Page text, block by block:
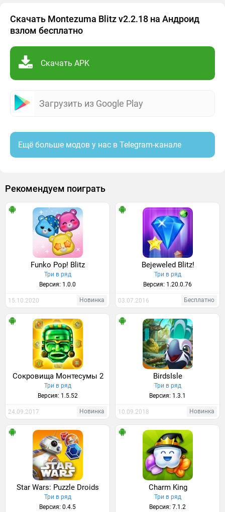
Скачать Montezuma Blitz v2.2.18 на Андроид
взлом бесплатно
Скачать APK
Загрузить из Google Play
Ещё больше модов у нас в Telegram-канале
Рекомендуем поиграть
Funko Pop! Blitz
Три в ряд
Версия: 1.0.0
15.10.2020 Новинка
Bejeweled Blitz!
Три в ряд
Версия: 1.20.0.76
03.07.2016 Бесплатно
Сокровища Монтесумы 2
Три в ряд
Версия: 1.5.52
24.09.2017 Новинка
BirdsIsle
Три в ряд
Версия: 1.3.1
10.09.2018 Новинка
Star Wars: Puzzle Droids
Три в ряд
Версия: 0.4.5
Charm King
Три в ряд
Версия: 7.1.2